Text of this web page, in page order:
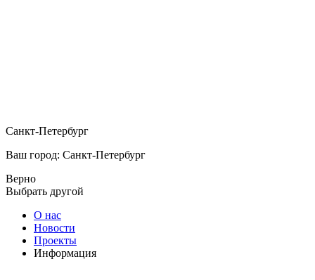
Санкт-Петербург
Ваш город: Санкт-Петербург
Верно
Выбрать другой
О нас
Новости
Проекты
Информация